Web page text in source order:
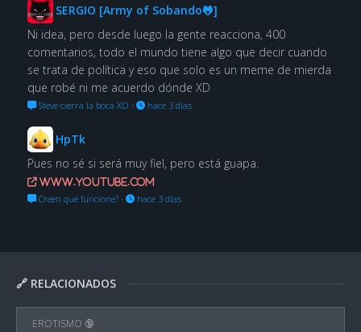
🔗 RELACIONADOS
EROTISMO 🔞
SERGIO [Army of Sobando🐸]
Ni idea, pero desde luego la gente reacciona, 400
comentarios, todo el mundo tiene algo que decir cuando
se trata de política y eso que solo es un meme de mierda
que robé ni me acuerdo dónde XD
Steve cierra la boca XD · hace 3 días
HpTk
Pues no sé si será muy fiel, pero está guapa.
www.youtube.com
Creen que funcione?· hace 3 días